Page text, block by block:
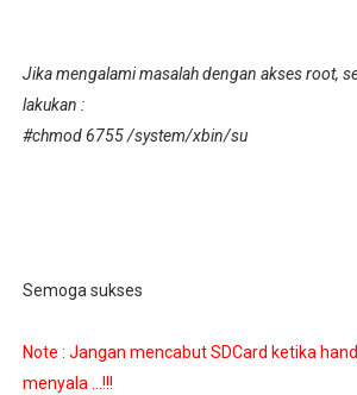
Jika mengalami masalah dengan akses root,
lakukan :
#chmod 6755 /system/xbin/su
Semoga sukses
Note : Jangan mencabut SDCard ketika
menyala ...!!!